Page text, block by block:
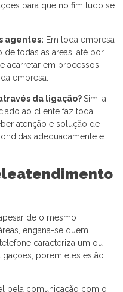
para que no fim tudo se
agentes: Em toda empresa
todas as áreas, até por
acarretar em processos
empresa.
da ligação?Sim, a
ao cliente faz toda
atenção e solução de
adequadamente é
de o mesmo
engana-se quem
caracteriza um ou
porem eles estão
pela comunicação com o